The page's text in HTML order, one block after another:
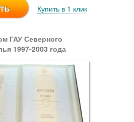
Купить в 1 клик
ГАУ Северного
1997-2003 года